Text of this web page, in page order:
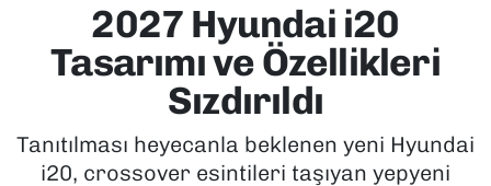
2027 Hyundai i20
Tasarımı ve Özellikleri
Sızdırıldı
Tanıtılması heyecanla beklenen yeni Hyundai
i20, crossover esintileri taşıyan yepyeni
EKONOMİ
KÜLTÜR SANAT
MAGAZİN
Tüm Manşetler
Son Dakika Haberleri
Haber Arşivi